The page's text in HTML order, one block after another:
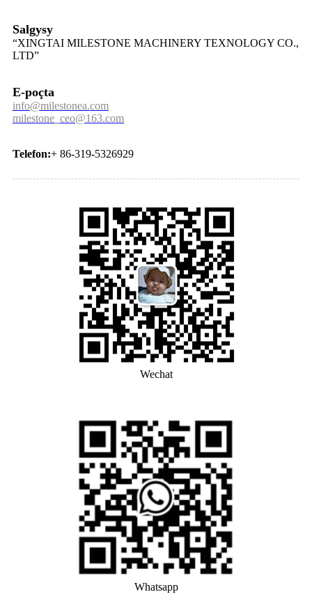
Salgysy
“XINGTAI MILESTONE MACHINERY TEXNOLOGY CO.,
LTD”
E-poçta
info@milestonea.com
milestone_ceo@163.com
Telefon:+ 86-319-5326929
Wechat
Whatsapp